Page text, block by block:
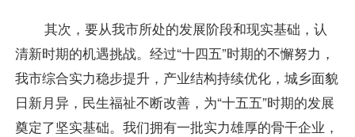
其次，要从我市所处的发展阶段和现实基础，认
清新时期的机遇挑战。经过“十四五”时期的不懈努力，
我市综合实力稳步提升，产业结构持续优化，城乡面貌
日新月异，民生福祉不断改善，为“十五五”时期的发展
奠定了坚实基础。我们拥有一批实力雄厚的骨干企业，